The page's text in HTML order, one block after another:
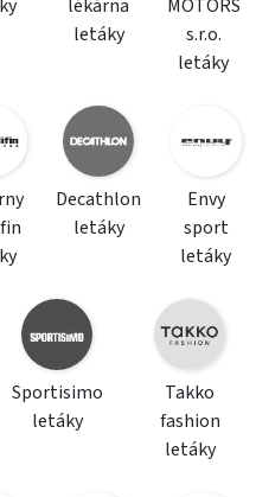
lékárna
letáky
MOTORS
s.r.o.
letáky
Decathlon
letáky
Envy
sport
letáky
Sportisimo
letáky
Takko
fashion
letáky